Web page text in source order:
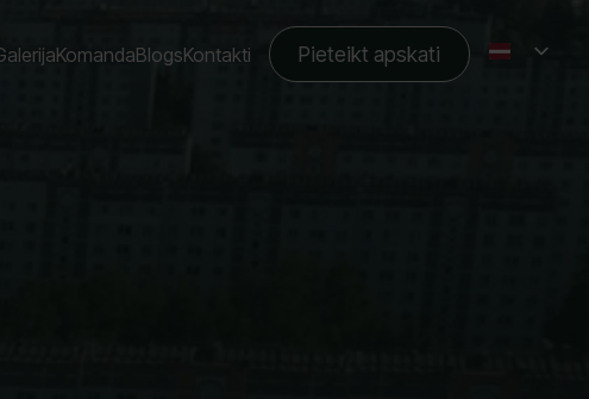
KomandaBlogsKontakti Pieteikt apskati